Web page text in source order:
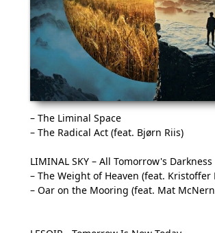
– The Liminal Space
– The Radical Act (feat. Bjørn Riis)
LIMINAL SKY – All Tomorrow's Darkness
– The Weight of Heaven (feat. Kristoffer
– Oar on the Mooring (feat. Mat